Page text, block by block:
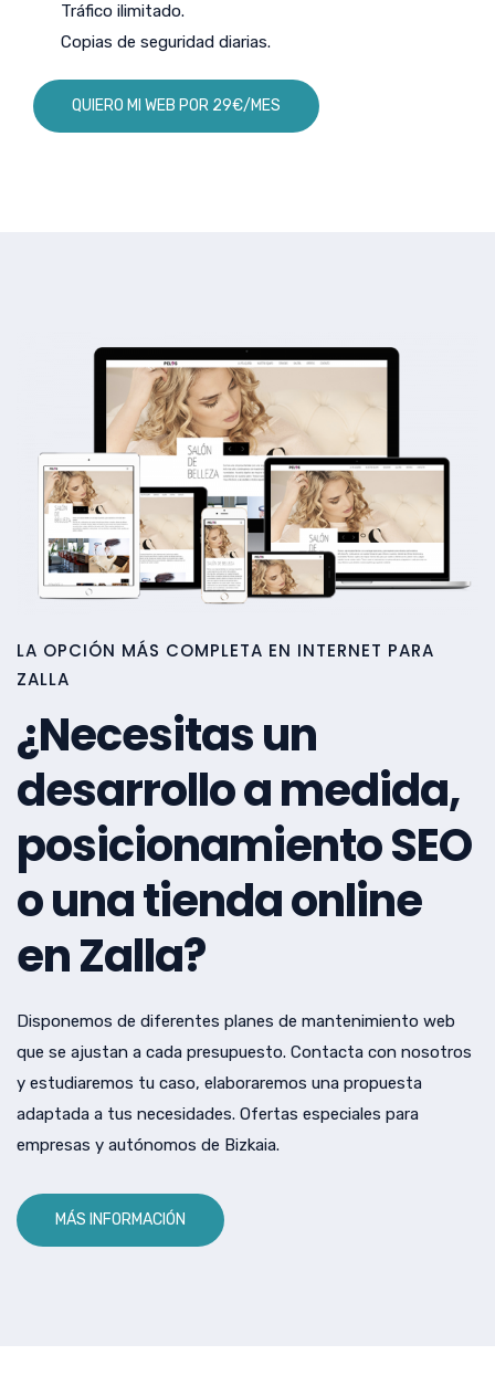
Tráfico ilimitado.
Copias de seguridad diarias.
QUIERO MI WEB POR 29€/MES
LA OPCIÓN MÁS COMPLETA EN INTERNET PARA
ZALLA
¿Necesitas un
desarrollo a medida,
posicionamiento SEO
o una tienda online
en Zalla?
Disponemos de diferentes planes de mantenimiento web
que se ajustan a cada presupuesto. Contacta con nosotros
y estudiaremos tu caso, elaboraremos una propuesta
adaptada a tus necesidades. Ofertas especiales para
empresas y autónomos de Bizkaia.
MÁS INFORMACIÓN